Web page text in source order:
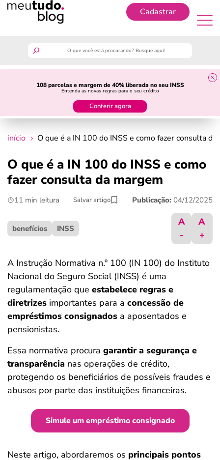
Cadastrar
108 parcelas e margem de 40% liberada no seu INSS
Entenda as novas regras para o seu crédito
Conferir agora
guia do trabalhador
crédito fácil
últimas notícias
ferramentas
início O que é a IN 100 do INSS e como fazer consulta da
O que é a IN 100 do INSS e como
fazer consulta da margem
11 min leitura Salvar artigo Publicação: 04/12/2025
benefícios INSS
A
-
A
+
A Instrução Normativa n.º 100 (IN 100) do Instituto
Nacional do Seguro Social (INSS) é uma
regulamentação que estabelece regras e
diretrizes importantes para a concessão de
empréstimos consignados a aposentados e
pensionistas.
Essa normativa procura garantir a segurança e
transparência nas operações de crédito,
protegendo os beneficiários de possíveis fraudes e
abusos por parte das instituições financeiras.
Simule um empréstimo consignado
Neste artigo, abordaremos os principais pontos